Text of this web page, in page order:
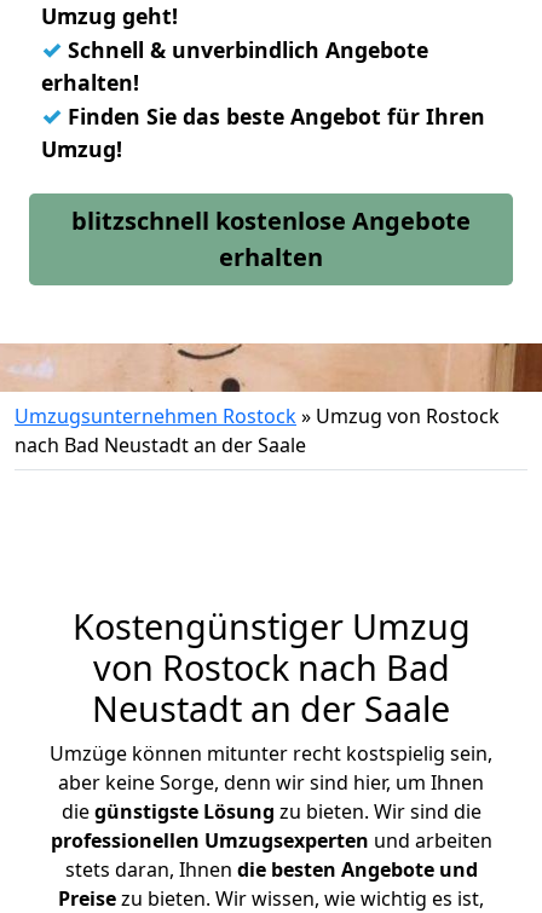
Umzug geht!
✓ Schnell & unverbindlich Angebote
erhalten!
✓ Finden Sie das beste Angebot für Ihren
Umzug!
blitzschnell kostenlose Angebote
erhalten
Umzugsunternehmen Rostock» Umzug von Rostock
nach Bad Neustadt an der Saale
Kostengünstiger Umzug
von Rostock nach Bad
Neustadt an der Saale
Umzüge können mitunter recht kostspielig sein,
aber keine Sorge, denn wir sind hier, um Ihnen
diegünstigste Lösung zu bieten. Wir sind die
professionellen Umzugsexperten und arbeiten
stets daran, Ihnen die besten Angebote und
Preisezu bieten. Wir wissen, wie wichtig es ist,